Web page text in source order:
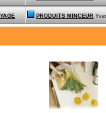
PRODUITS MINCEUR